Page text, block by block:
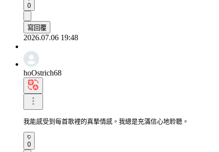
0
寫回覆
2026.07.06 19:48
hoOstrich68
我能感受到每首歌裡的真摯情感。我總是充滿信心地聆聽。
0